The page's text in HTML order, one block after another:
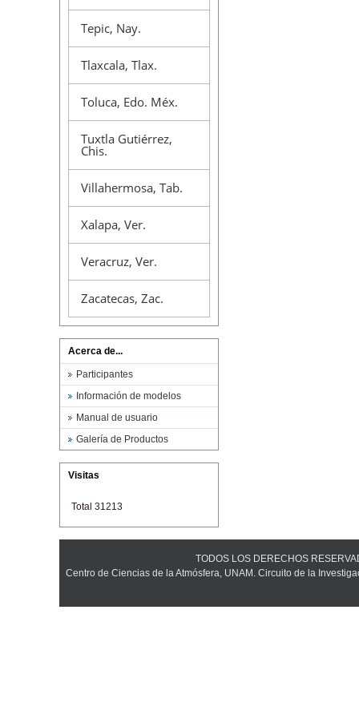
Tepic, Nay.
Tlaxcala, Tlax.
Toluca, Edo. Méx.
Tuxtla Gutiérrez,
Chis.
Villahermosa, Tab.
Xalapa, Ver.
Veracruz, Ver.
Zacatecas, Zac.
Acerca de...
Participantes
Información de modelos
Manual de usuario
Galería de Productos
Visitas
Total 31213
TODOS LOS DERECHOS
Centro de Ciencias de la Atmósfera, UNAM. Circuito de la